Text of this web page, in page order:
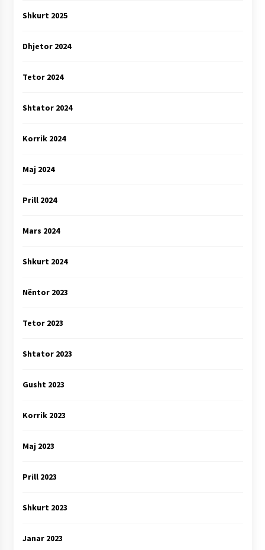
Shkurt 2025
Dhjetor 2024
Tetor 2024
Shtator 2024
Korrik 2024
Maj 2024
Prill 2024
Mars 2024
Shkurt 2024
Nëntor 2023
Tetor 2023
Shtator 2023
Gusht 2023
Korrik 2023
Maj 2023
Prill 2023
Shkurt 2023
Janar 2023